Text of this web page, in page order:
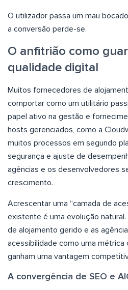
O utilizador passa um mau
a conversão perde-se.
O anfitrião como
qualidade digital
Muitos fornecedores de
comportar como um utilitário
papel ativo na gestão e
hosts gerenciados, como a
muitos processos em segundo
segurança e ajuste de
agências e os desenvolvedores
crescimento.
Acrescentar uma “camada de
existente é uma evolução
de alojamento gerido e as
acessibilidade como uma métrica
ganham uma vantagem
A convergência de SEO e